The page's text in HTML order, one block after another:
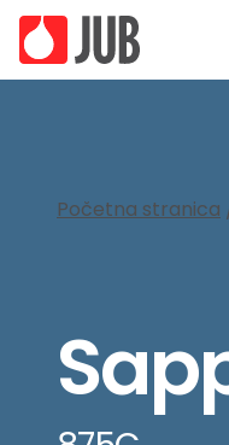
Početna stranica